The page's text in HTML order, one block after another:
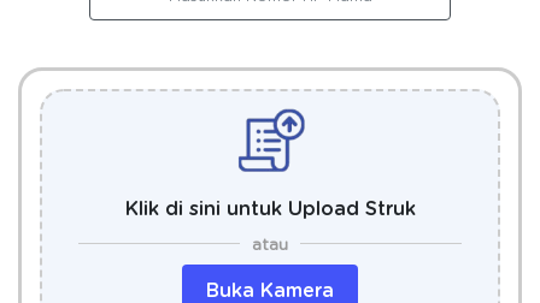
Klik di sini untuk Upload Struk
Buka Kamera